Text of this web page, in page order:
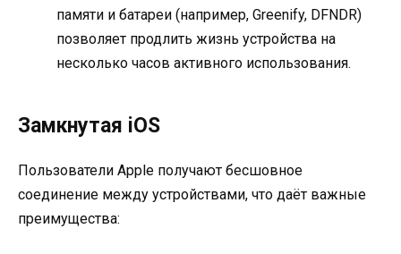
памяти и батареи (например, Greenify, DFNDR)
позволяет продлить жизнь устройства на
несколько часов активного использования.
Замкнутая iOS
Пользователи Apple получают бесшовное
соединение между устройствами, что даёт важные
преимущества: